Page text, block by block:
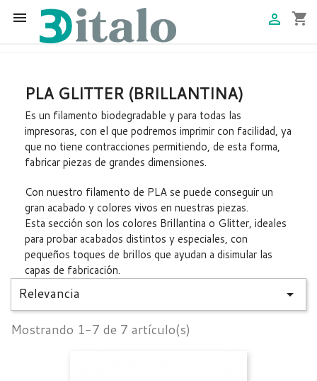
 shopping_cart

PLA GLITTER (BRILLANTINA)
Es un filamento biodegradable y para todas las
impresoras, con el que podremos imprimir con facilidad, ya
que no tiene contracciones permitiendo, de esta forma,
fabricar piezas de grandes dimensiones.
Con nuestro filamento de PLA se puede conseguir un
gran acabado y colores vivos en nuestras piezas.
Esta sección son los colores Brillantina o Glitter, ideales
para probar acabados distintos y especiales, con
pequeños toques de brillos que ayudan a disimular las
capas de fabricación.
Relevancia 
Mostrando 1-7 de 7 artículo(s)